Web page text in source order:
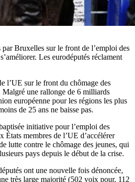
Bruxelles sur le front de l’emploi des
Les eurodéputés réclament
l’UE sur le front du chômage des
Malgré une rallonge de 6 milliards
européenne pour les régions les plus
de 25 ans ne baisse pas.
initiative pour l’emploi des
États membres de l’UE d’accélérer
lutte contre le chômage des jeunes, qui
pays depuis le début de la crise.
ont une nouvelle fois dénoncée,
très large majorité (502 voix pour, 112